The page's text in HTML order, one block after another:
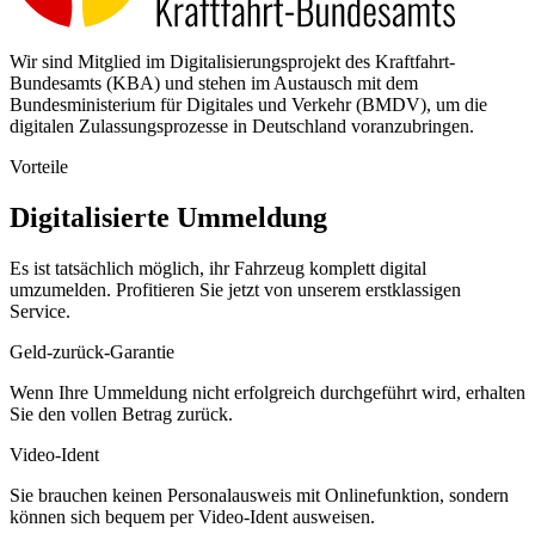
Wir sind Mitglied im Digitalisierungsprojekt des Kraftfahrt-
Bundesamts (KBA) und stehen im Austausch mit dem
Bundesministerium für Digitales und Verkehr (BMDV), um die
digitalen Zulassungsprozesse in Deutschland voranzubringen.
Vorteile
Digitalisierte Ummeldung
Es ist tatsächlich möglich, ihr Fahrzeug komplett digital
umzumelden. Profitieren Sie jetzt von unserem erstklassigen
Service.
Geld-zurück-Garantie
Wenn Ihre Ummeldung nicht erfolgreich durchgeführt wird, erhalten
Sie den vollen Betrag zurück.
Video-Ident
Sie brauchen keinen Personalausweis mit Onlinefunktion, sondern
können sich bequem per Video-Ident ausweisen.